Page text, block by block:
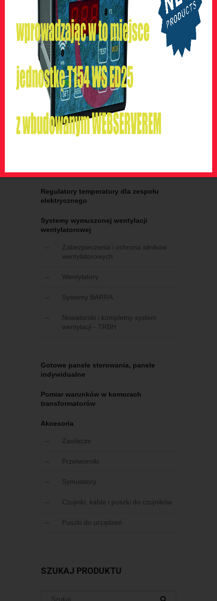
Kliknij tutaj aby pobrać ulotkę NT538
PRODUKTY
Regulatory temperatury dla
transformatorów olejowych
Regulatory temperatury dla zespołu
elektrycznego
Systemy wymuszonej wentylacji
wentylatorowej
Zabezpieczenia i ochrona silników
wentylatorowych
Wentylatory
Systemy BARRA
Nowatorski i kompletny system
wentylacji - TRBH
Gotowe panele sterowania, panele
indywidualne
Pomiar warunków w komorach
transformatorów
Akcesoria
Zasilacze
Przetworniki
Symulatory
Czujniki, kable i puszki do czujników
Puszki do urządzeń
SZUKAJ PRODUKTU